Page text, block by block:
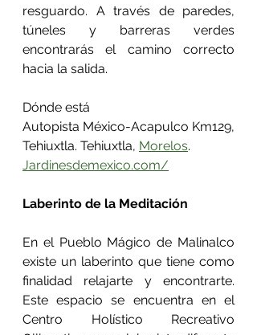
resguardo. A través de paredes,
túneles y barreras verdes
encontrarás el camino correcto
hacia la salida.
Dónde está
Autopista México-Acapulco Km129,
Tehiuxtla. Tehiuxtla, Morelos.
Jardinesdemexico.com/
Laberinto de la Meditación
En el Pueblo Mágico de Malinalco
existe un laberinto que tiene como
finalidad relajarte y encontrarte.
Este espacio se encuentra en el
Centro Holístico Recreativo